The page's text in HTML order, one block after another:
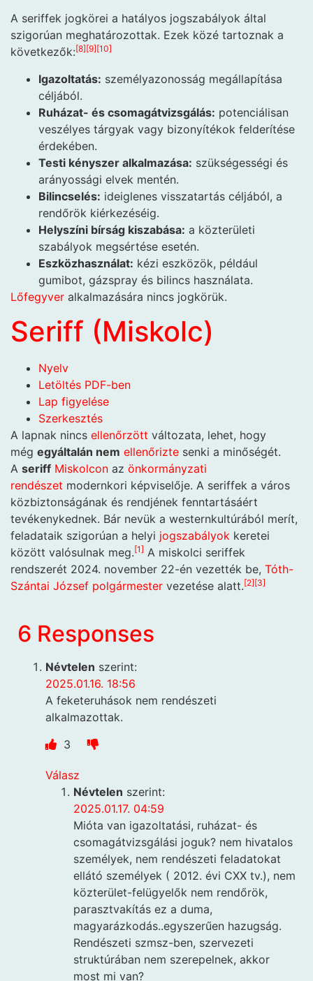
A seriffek jogkörei a hatályos jogszabályok által
szigorúan meghatározottak. Ezek közé tartoznak a
következők:[8][9][10]
Igazoltatás: személyazonosság megállapítása
céljából.
Ruházat- és csomagátvizsgálás: potenciálisan
veszélyes tárgyak vagy bizonyítékok felderítése
érdekében.
Testi kényszer alkalmazása: szükségességi és
arányossági elvek mentén.
Bilincselés: ideiglenes visszatartás céljából, a
rendőrök kiérkezéséig.
Helyszíni bírság kiszabása: a közterületi
szabályok megsértése esetén.
Eszközhasználat: kézi eszközök, például
gumibot, gázspray és bilincs használata.
Lőfegyver alkalmazására nincs jogkörük.
Seriff (Miskolc)
Nyelv
Letöltés PDF-ben
Lap figyelése
Szerkesztés
A lapnak nincs ellenőrzött változata, lehet, hogy
még egyáltalán nem ellenőrizte senki a minőségét.
A seriff Miskolcon az önkormányzati
rendészet modernkori képviselője. A seriffek a város
közbiztonságának és rendjének fenntartásáért
tevékenykednek. Bár nevük a westernkultúrából merít,
feladataik szigorúan a helyi jogszabályok keretei
között valósulnak meg.[1] A miskolci seriffek
rendszerét 2024. november 22-én vezették be, Tóth-
Szántai József polgármester vezetése alatt.[2][3]
6 Responses
Névtelen szerint:
2025.01.16. 18:56
A feketeruhások nem rendészeti
alkalmazottak.
3
Válasz
Névtelen szerint:
2025.01.17. 04:59
Mióta van igazoltatási, ruházat- és
csomagátvizsgálási joguk? nem hivatalos
személyek, nem rendészeti feladatokat
ellátó személyek ( 2012. évi CXX tv.), nem
közterület-felügyelők nem rendőrök,
parasztvakítás ez a duma,
magyarázkodás..egyszerűen hazugság.
Rendészeti szmsz-ben, szervezeti
struktúrában nem szerepelnek, akkor
most mi van?